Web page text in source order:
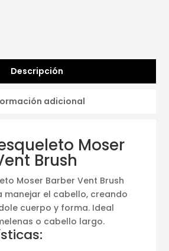
Descripción
adicional
Moser
Brush
Moser Barber Vent Brush
manejar el cabello, creando
cuerpo y forma. Ideal
o cabello largo.